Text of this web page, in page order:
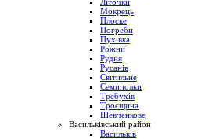
Літочки
Мокрець
Плоске
Погреби
Пухівка
Рожни
Рудня
Русанів
Світильне
Семиполки
Требухів
Троєщина
Шевченкове
Васильківський район
Васильків